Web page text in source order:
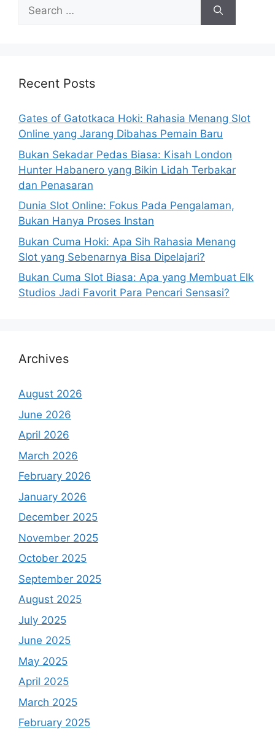
Search
for:
Recent Posts
Gates of Gatotkaca Hoki: Rahasia Menang Slot
Online yang Jarang Dibahas Pemain Baru
Bukan Sekadar Pedas Biasa: Kisah London
Hunter Habanero yang Bikin Lidah Terbakar
dan Penasaran
Dunia Slot Online: Fokus Pada Pengalaman,
Bukan Hanya Proses Instan
Bukan Cuma Hoki: Apa Sih Rahasia Menang
Slot yang Sebenarnya Bisa Dipelajari?
Bukan Cuma Slot Biasa: Apa yang Membuat Elk
Studios Jadi Favorit Para Pencari Sensasi?
Archives
August 2026
June 2026
April 2026
March 2026
February 2026
January 2026
December 2025
November 2025
October 2025
September 2025
August 2025
July 2025
June 2025
May 2025
April 2025
March 2025
February 2025